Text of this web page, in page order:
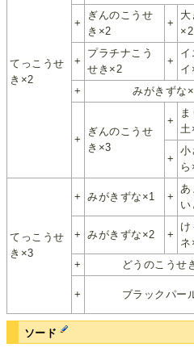
てっこうせ
き×2
+
ぎんのこうせ
き×2
+
大
×2
+
プラチナこう
せき×2
+
イ
イ
+
みがきずな
+
ぎんのこうせ
き×3
+
土
+
小
てっこうせ
き×3
+ みがきずな×1 +
あ
い
+ みがきずな×2 +
け
ネ
+
どうのこうせ
+ ブラックパー
ソード